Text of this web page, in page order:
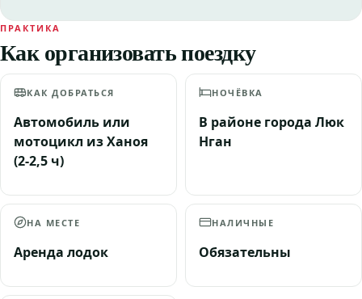
ПРАКТИКА
Как организовать поездку
КАК ДОБРАТЬСЯ
Автомобиль или
мотоцикл из Ханоя
(2-2,5 ч)
НОЧЁВКА
В районе города Люк
Нган
НА МЕСТЕ
Аренда лодок
НАЛИЧНЫЕ
Обязательны